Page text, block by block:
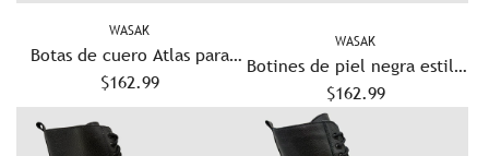
WASAK
Botas de cuero Atlas para
hombre - Negras
$162.99
WASAK
Botines de piel negra estilo
'noir' para mujer -
Cocodrilo/Negro
$162.99